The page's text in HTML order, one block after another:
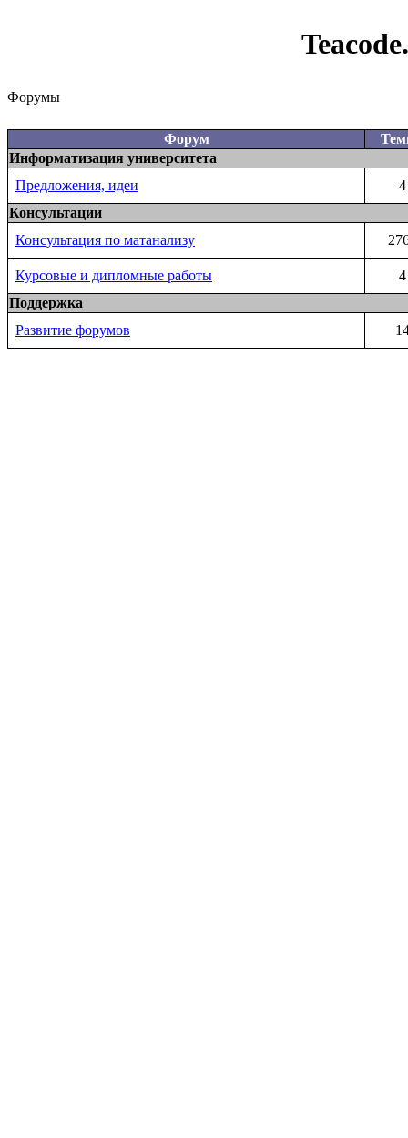
Форумы
Форум
Информатизация университета
Предложения, идеи
4
Консультации
Консультация по матанализу
Курсовые и дипломные работы
4
Поддержка
Развитие форумов